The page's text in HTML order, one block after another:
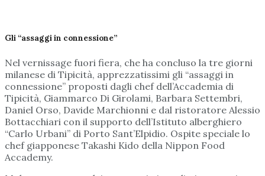
Gli “assaggi in connessione”
Nel vernissage fuori fiera, che ha concluso la tre giorni
milanese di Tipicità, apprezzatissimi gli “assaggi in
connessione” proposti dagli chef dell’Accademia di
Tipicità, Giammarco Di Girolami, Barbara Settembri,
Daniel Orso, Davide Marchionni e dal ristoratore Alessio
Bottacchiari con il supporto dell’Istituto alberghiero
“Carlo Urbani” di Porto Sant’Elpidio. Ospite speciale lo
chef giapponese Takashi Kido della Nippon Food
Accademy.